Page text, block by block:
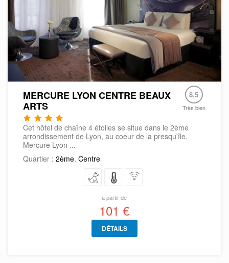
MERCURE LYON CENTRE BEAUX
ARTS
8.5
Très bien
Cet hôtel de chaîne 4 étoiles se situe dans le 2ème
arrondissement de Lyon, au coeur de la presqu'île.
Mercure Lyon ...
Quartier : 2ème, Centre
à partir de
101 €
DÉTAILS